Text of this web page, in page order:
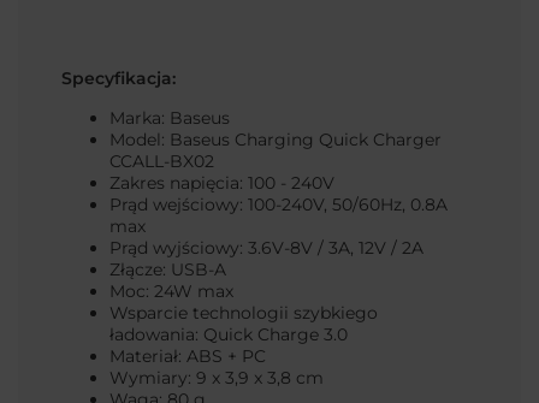
Specyfikacja:
Marka: Baseus
Model: Baseus Charging Quick Charger
CCALL-BX02
Zakres napięcia: 100 - 240V
Prąd wejściowy: 100-240V, 50/60Hz, 0.8A
max
Prąd wyjściowy: 3.6V-8V / 3A, 12V / 2A
Złącze: USB-A
Moc: 24W max
Wsparcie technologii szybkiego
ładowania: Quick Charge 3.0
Materiał: ABS + PC
Wymiary: 9 x 3,9 x 3,8 cm